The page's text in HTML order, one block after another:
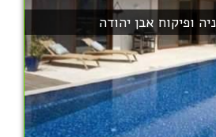
ופיקוח אבן יהודה